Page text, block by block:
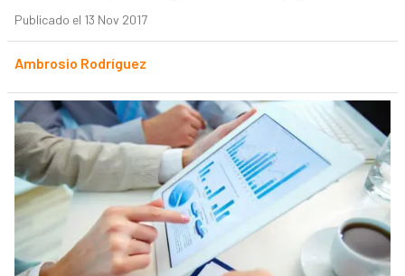
Publicado el 13 Nov 2017
Ambrosio Rodríguez